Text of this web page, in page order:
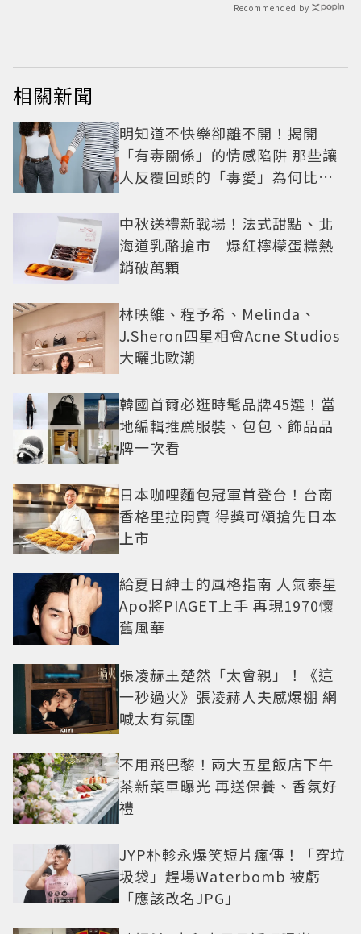
Recommended by
相關新聞
明知道不快樂卻離不開！揭開
「有毒關係」的情感陷阱 那些讓
人反覆回頭的「毒愛」為何比菸
中秋送禮新戰場！法式甜點、北
海道乳酪搶市 爆紅檸檬蛋糕熱
銷破萬顆
林映維、程予希、Melinda、
J.Sheron四星相會Acne Studios
大曬北歐潮
韓國首爾必逛時髦品牌45選！當
地編輯推薦服裝、包包、飾品品
牌一次看
日本咖哩麵包冠軍首登台！台南
香格里拉開賣 得獎可頌搶先日本
上市
給夏日紳士的風格指南 人氣泰星
Apo將PIAGET上手 再現1970懷
舊風華
張凌赫王楚然「太會親」！《這
一秒過火》張凌赫人夫感爆棚 網
喊太有氛圍
不用飛巴黎！兩大五星飯店下午
茶新菜單曝光 再送保養、香氛好
禮
JYP朴軫永爆笑短片瘋傳！「穿垃
圾袋」趕場Waterbomb 被虧
「應該改名JPG」